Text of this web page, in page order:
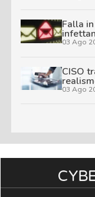
Falla
03 Ago
CISO
03 Ago